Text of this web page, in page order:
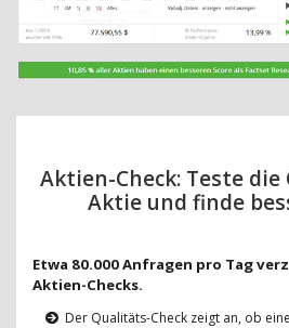
Aktien-Check: Teste
Aktie und finde
Etwa 80.000 Anfragen pro Tag
Aktien-Checks.
Der Qualitäts-Check zeigt an, ob